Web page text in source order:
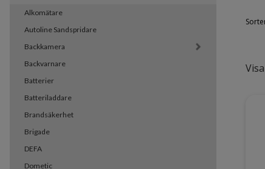
Alkomätare
Autoline Sandspridare
Backkamera
Backvarnare
Batterier
Batteriladdare
Brandsäkerhet
Brigade
DEFA
Dometic